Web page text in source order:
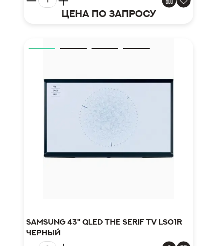
Цена по запросу
Samsung 43" QLED The Serif TV LS01R
черный